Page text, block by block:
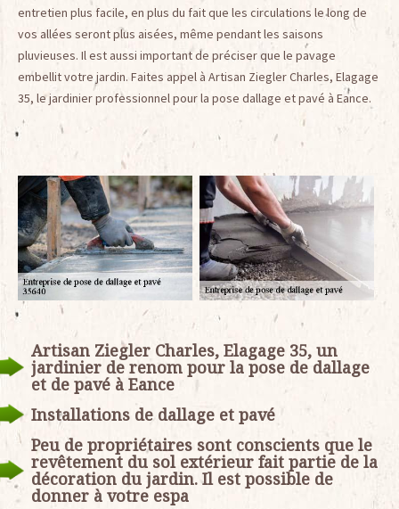
entretien plus facile, en plus du fait que les circulations le long de
vos allées seront plus aisées, même pendant les saisons
pluvieuses. Il est aussi important de préciser que le pavage
embellit votre jardin. Faites appel à Artisan Ziegler Charles, Elagage
35, le jardinier professionnel pour la pose dallage et pavé à Eance.
Artisan Ziegler Charles, Elagage 35, un
jardinier de renom pour la pose de dallage
et de pavé à Eance
Installations de dallage et pavé
Peu de propriétaires sont conscients que le
revêtement du sol extérieur fait partie de la
décoration du jardin. Il est possible de
donner à votre espa